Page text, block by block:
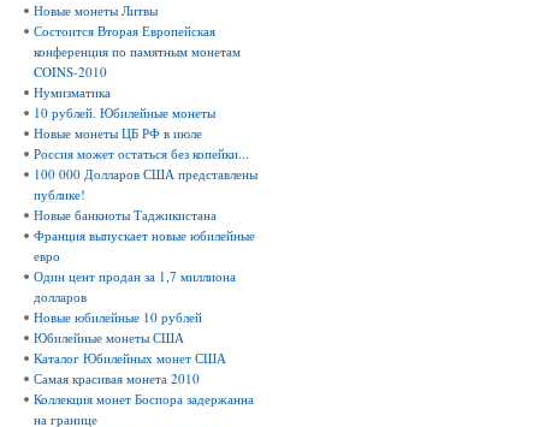
Новые монеты Литвы
Состоится Вторая Европейская
конференция по памятным монетам
COINS-2010
Нумизматика
10 рублей. Юбилейные монеты
Новые монеты ЦБ РФ в июле
Россия может остаться без копейки...
100 000 Долларов США представлены
публике!
Новые банкноты Таджикистана
Франция выпускает новые юбилейные
евро
Один цент продан за 1,7 миллиона
долларов
Новые юбилейные 10 рублей
Юбилейные монеты США
Каталог Юбилейных монет США
Самая красивая монета 2010
Коллекция монет Боспора задержанна
на границе